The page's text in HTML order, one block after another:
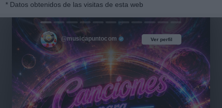
* Datos obtenidos de las visitas de esta web
Ver perfil
@musicapuntocom Ver perfil